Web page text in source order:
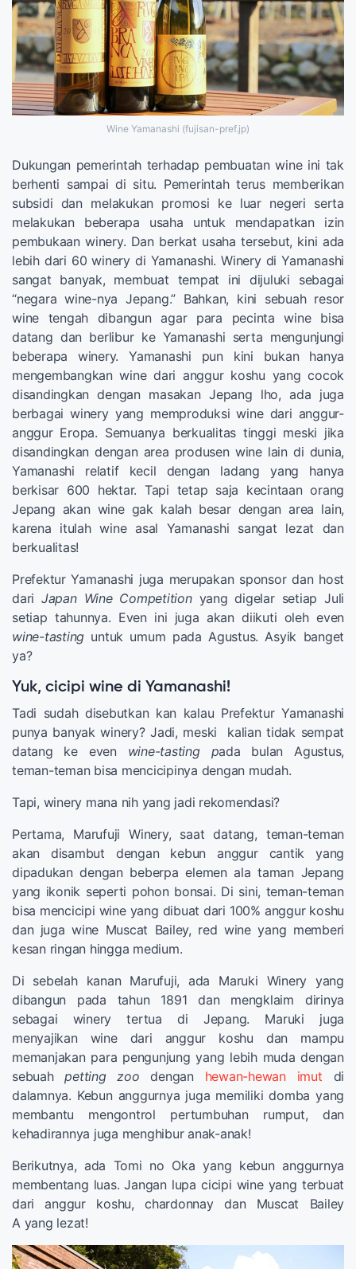
Wine Yamanashi (fujisan-pref.jp)
Dukungan pemerintah terhadap pembuatan wine ini tak
berhenti sampai di situ. Pemerintah terus memberikan
subsidi dan melakukan promosi ke luar negeri serta
melakukan beberapa usaha untuk mendapatkan izin
pembukaan winery. Dan berkat usaha tersebut, kini ada
lebih dari 60 winery di Yamanashi. Winery di Yamanashi
sangat banyak, membuat tempat ini dijuluki sebagai
“negara wine-nya Jepang.” Bahkan, kini sebuah resor
wine tengah dibangun agar para pecinta wine bisa
datang dan berlibur ke Yamanashi serta mengunjungi
beberapa winery. Yamanashi pun kini bukan hanya
mengembangkan wine dari anggur koshu yang cocok
disandingkan dengan masakan Jepang lho, ada juga
berbagai winery yang memproduksi wine dari anggur-
anggur Eropa. Semuanya berkualitas tinggi meski jika
disandingkan dengan area produsen wine lain di dunia,
Yamanashi relatif kecil dengan ladang yang hanya
berkisar 600 hektar. Tapi tetap saja kecintaan orang
Jepang akan wine gak kalah besar dengan area lain,
karena itulah wine asal Yamanashi sangat lezat dan
berkualitas!
Prefektur Yamanashi juga merupakan sponsor dan host
dari Japan Wine Competitionyang digelar setiap Juli
setiap tahunnya. Even ini juga akan diikuti oleh even
wine-tasting untuk umum pada Agustus. Asyik banget
ya?
Yuk, cicipi wine di Yamanashi!
Tadi sudah disebutkan kan kalau Prefektur Yamanashi
punya banyak winery? Jadi, meski kalian tidak sempat
datang ke even wine-tasting pada bulan Agustus,
teman-teman bisa mencicipinya dengan mudah.
Tapi, winery mana nih yang jadi rekomendasi?
Pertama, Marufuji Winery, saat datang, teman-teman
akan disambut dengan kebun anggur cantik yang
dipadukan dengan beberpa elemen ala taman Jepang
yang ikonik seperti pohon bonsai. Di sini, teman-teman
bisa mencicipi wine yang dibuat dari 100% anggur koshu
dan juga wine Muscat Bailey, red wine yang memberi
kesan ringan hingga medium.
Di sebelah kanan Marufuji, ada Maruki Winery yang
dibangun pada tahun 1891 dan mengklaim dirinya
sebagai winery tertua di Jepang. Maruki juga
menyajikan wine dari anggur koshu dan mampu
memanjakan para pengunjung yang lebih muda dengan
sebuahpetting zoo dengan hewan-hewan imut di
dalamnya. Kebun anggurnya juga memiliki domba yang
membantu mengontrol pertumbuhan rumput, dan
kehadirannya juga menghibur anak-anak!
Berikutnya, ada Tomi no Oka yang kebun anggurnya
membentang luas. Jangan lupa cicipi wine yang terbuat
dari anggur koshu, chardonnay dan Muscat Bailey
A yang lezat!